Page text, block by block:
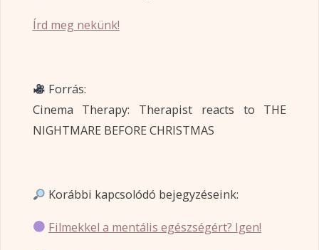
Írd meg nekünk!
Forrás:
Cinema Therapy: Therapist reacts to THE
NIGHTMARE BEFORE CHRISTMAS
Korábbi kapcsolódó bejegyzéseink:
Filmekkel a mentális egészségért? Igen!